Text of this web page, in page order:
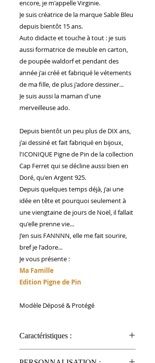
encore, je m'appelle Virginie.
Je suis créatrice de la marque Sable Bleu
depuis bientôt 15 ans.
Auto didacte et touche à tout : je suis
aussi formatrice de meuble en carton,
de poupée waldorf et pendant des
année j'ai créé et fabriqué le vétements
de ma fille, de plus j'adore dessiner...
Je suis aussi la maman d'une
merveilleuse ado.
Depuis bientôt un peu plus de DIX ans,
j'ai dessiné et fait fabriqué en bijoux,
l'ICONIQUE Pigne de Pin de la collection
Cap Ferret qui se décline aussi bien en
Doré, qu'en Argent 925.
Depuis quelques temps déjà, j'ai une
idée en tête et pourquoi seulement à
une viengtaine de jours de Noël, il fallait
qu'elle prenne vie...
J'en suis FANNNN, elle me fait sourire,
bref je l'adore...
Je vous présente :
Ma Famille
Edition Pigne de Pin
Modèle Déposé & Protégé
Caractéristiques :